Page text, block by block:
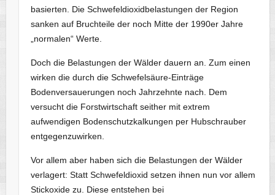
basierten. Die Schwefeldioxidbelastungen der Region
sanken auf Bruchteile der noch Mitte der 1990er Jahre
„normalen“ Werte.
Doch die Belastungen der Wälder dauern an. Zum einen
wirken die durch die Schwefelsäure-Einträge
Bodenversauerungen noch Jahrzehnte nach. Dem
versucht die Forstwirtschaft seither mit extrem
aufwendigen Bodenschutzkalkungen per Hubschrauber
entgegenzuwirken.
Vor allem aber haben sich die Belastungen der Wälder
verlagert: Statt Schwefeldioxid setzen ihnen nun vor allem
Stickoxide zu. Diese entstehen bei